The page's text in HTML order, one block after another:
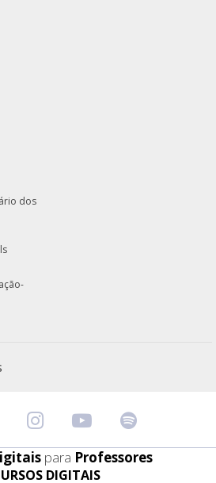
dos
para Professores
DIGITAIS